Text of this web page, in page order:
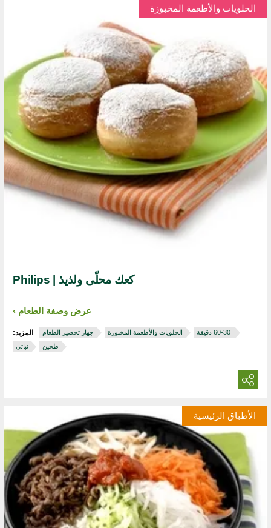
الحلويات والأطعمة المخبوزة
كعك محلّى ولذيذ | Philips
عرض وصفة الطعام
المزيد: جهاز تحضير الطعام الحلويات والأطعمة المخبوزة
‏ 30‏-60 دقيقة
نباتي
طحين
الأطباق الرئيسية